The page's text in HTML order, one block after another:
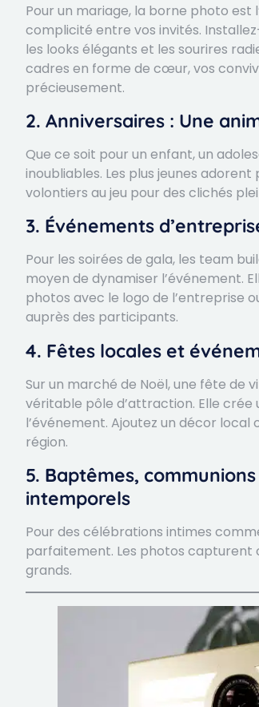
Pour un mariage, la borne photo
complicité entre vos invités.
les looks élégants et les sourires
cadres en forme de cœur, vos
précieusement.
2. Anniversaires : Une
Que ce soit pour un enfant, un
inoubliables. Les plus jeunes
volontiers au jeu pour des clichés
3. Événements
Pour les soirées de gala, les team
moyen de dynamiser l’événement.
photos avec le logo de l’entreprise
auprès des participants.
4. Fêtes locales et
Sur un marché de Noël, une fête de
véritable pôle d’attraction. Elle
l’événement. Ajoutez un décor
région.
5. Baptêmes,
intemporels
Pour des célébrations intimes
parfaitement. Les photos capturent
grands.